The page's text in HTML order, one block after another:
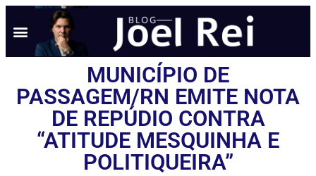
MUNICÍPIO DE
PASSAGEM/RN EMITE NOTA
DE REPÚDIO CONTRA
“ATITUDE MESQUINHA E
POLITIQUEIRA”